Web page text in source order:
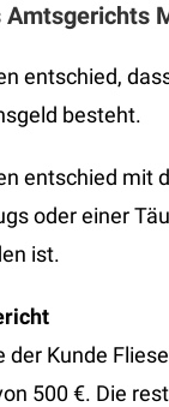
entschied,
besteht.
entschied mit
oder einer
ist.
Kunde
500 €. Die